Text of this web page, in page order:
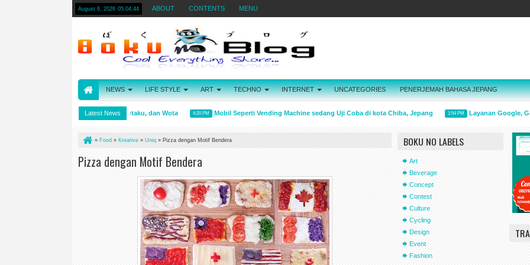
August 6, 2026 05:04:45 ABOUT CONTENTS MENU
NEWS LIFE STYLE ART TECHNO INTERNET UNCATEGORIES PENERJEMAH BAHASA JEPANG
Latest News
Arti kata Wibu, Otaku, dan Wota 4:20 PM Mobil Seperti Vending Machine sedang Uji Coba di kota Chiba, Jepang 1:54 PM Layanan Google, Gmail
» Food » Kreative » Uniq » Pizza dengan Motif Bendera
Pizza dengan Motif Bendera
BOKU NO LABELS
Art
Beverage
Concept
Contest
Culture
Cycling
Design
Event
Fashion